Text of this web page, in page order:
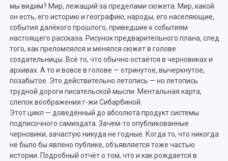
мы видим? Мир, лежащий за пределами сюжета. Мир, какой
он есть, его историю и географию, народы, его населяющие,
события далёкого прошлого, приведшие к событиям
настоящего рассказа. Рисунок предварительного плана, след
того, как преломлялся и менялся сюжет в голове
создательницы. Всё то, что обычно остаётся в черновиках и
архивах. А то и вовсе в голове — отринутое, вычеркнутое,
позабытое. Это действительно летопись — но летопись
трудной дороги писательской мысли. Ментальная карта,
слепок воображения г-жи Сибарбиной.
Этот цикл — доведённый до абсолюта продукт системы
подписочного самиздата. Зачем-то опубликованные
черновики, зачастую никуда не годные. Когда то, что никогда
не было бы явлено публике, объявляется тоже частью
истории. Подробный отчёт о том, что и как рождается в